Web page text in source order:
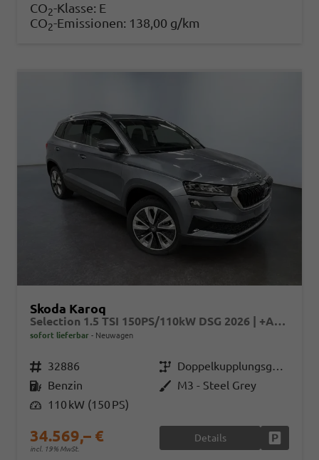
CO2-Klasse: E
CO2-Emissionen: 138,00 g/km
Skoda Karoq
Selection 1.5 TSI 150PS/110kW DSG 2026 | +AHK +TravelAssist +RFK & Parksensoren
sofort lieferbar Neuwagen
Fahrzeugnr. 32886 Getriebe
Doppelkupplungsgetriebe (DSG)
Kraftstoff Benzin AußenfarbeM3 - Steel Grey
Leistung 110 kW (150 PS)
34.569,– €
incl. 19% MwSt.
Details